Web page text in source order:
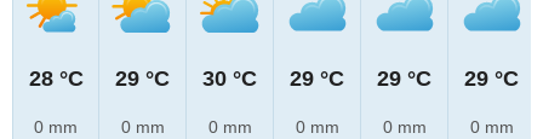
28 °C
0 mm
29 °C
0 mm
30 °C
0 mm
29 °C
0 mm
29 °C
0 mm
29 °C
0 mm